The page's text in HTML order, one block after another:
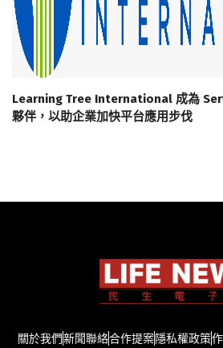
Learning Tree International 成為
夥伴，以助企業加快平台應用步伐
關於我們新聞聯絡合作提案隱私權政策